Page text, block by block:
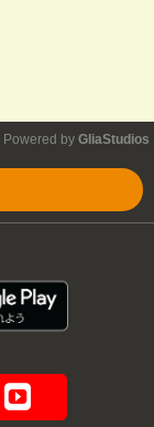
Powered by GliaStudios